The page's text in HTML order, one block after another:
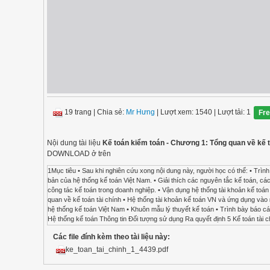
19 trang Chia sẻ: Mr Hưng | Lượt xem: 1540 | Lượt tải: 1
Nội dung tài liệu Kế toán kiểm toán - Chương 1: Tổng quan về
DOWNLOAD ở trên
1Mục tiêu • Sau khi nghiên cứu xong nội dung này, người học có thể: • Trình bày vai trò của thông tin kế toán tài chính trong việc đưa ra quyết định. • Giới thiệu những nội dung cơ bản của hệ thống kế toán Việt Nam. • Giải thích các nguyên tắc kế toán, các yêu cầu cơ bản của kế toán, các yếu tố cơ bản trên BCTC • Nêu một số nội dung cơ bản của tổ chức công tác kế toán trong doanh nghiệp. • Vận dụng hệ thống tài khoản kế toán một các tổng quát vào các phần hành kế toán của một số loại hình doanh nghiệp. 2 Nội dung • Tổng quan về kế toán tài chính • Hệ thống tài khoản kế toán VN và ứng dụng vào một số hoạt động 3 Tổng quan về kế toán tài chính • Thông tin kế toán và việc ra quyết định • Giới thiệu hệ thống kế toán Việt Nam • Khuôn mẫu lý thuyết kế toán • Trình bày báo cáo tài chính • Tổ chức công tác kế toán 4 2Kế toán và việc ra quyết định Hoạt động của tổ chức Dữ liệu Hệ thống kế toán Thông tin Đối tượng sử dụng Ra quyết định 5 Kế toán tài chính • Cung cấp thông tin cho các đối tượng ở bên ngoài (nhà đầu tư, chủ nợ), thông qua các báo cáo tài chính. 6 Thông tin cần thiết • Tình hình tài chính • Tình hình kinh doanh • Tình hình lưu chuyển tiền tệ • Các thông tin bổ sung 7 Tình hình tài chính • Các nguồn lực kinh tế mà DN kiểm soát • Các nguồn tài trợ cho tài sản • Khả năng trả các món nợ tới hạn 8 3Tình hình tài chính Tài sản Vốn chủ sở hữuNợ phải trả= + Tài sản ngắn hạn Tài sản dài hạn Nợ ngắn hạn Nợ dài hạn Nguồn lực kinh tế Nguồn tài trợ Khả năng thanh toán 9 Ví dụ 1 • Nhận định về tình hình tài chính ngày 31.12.2010 của Vinamilk 10 Tình hình kinh doanh • Quy mô kinh doanh • Khả năng tạo ra lợi nhuận của ngành • Khả năng tạo ra lợi nhuận của doanh nghiệp • Ảnh hưởng của đòn bẩy tài chính 11 Tình hình kinh doanh Doanh thu thuần GVHB Lãi/lỗ khác Lợi nhuận gộp CPBH CPQL LNKD Lãi/lỗ tài chính Lợi nhuận kế toán trước thuế CP thuế Lợi nhuận sau thuế 12 4Ví dụ 2 • Nhận định về tình hình kinh doanh năm 2010 của Vinamilk 13 Tình hình lưu chuyển tiền tệ • Tình hình tạo ra tiền từ hoạt động kinh doanh • Tình hình sử dụng/thu hồi tiền từ hoạt động đầu tư • Tình hình huy động/hoàn trả nguồn lực từ chủ nợ và chủ sở hữu 14 Tình hình lưu chuyển tiền tệ Hoaït ñoäng kinh doanh Hoaït ñoäng ñaàu tö Hoaït ñoäng taøi chính Doøng tieàn chung cuûa ñôn vò 15 Ví dụ 3 • Nhận định về tình hình lưu chuyển tiền tệ năm 2010 của Vinamilk 16 5Thông tin bổ sung • Bản thuyết minh BCTC • Chính sách kế toán • Số liệu chi tiết • Tình hình thay đổi vốn chủ sở hữu • Các thông tin về rủi ro 17 Ví dụ 4 • Đọc Bản thuyết minh BCTC năm 2010 của Vinamilk và cho biết: • Chính sách khấu hao • Chi tiết doanh thu tài chính trong kỳ • Tình hình tạo và sử dụng lợi nhuận chưa phân phối • Các khoản cam kết không có quyền hủy ngang 18 Hệ thống kế toán Việt Nam • Hệ thống kế toán Việt Nam được quy định theo pháp luật Việt Nam: • Luật Kế toán và các văn bản hướng dẫn • Các chuẩn mực kế toán • Các hệ thống kế toán doanh nghiệp, đơn vị sự nghiệp, ngân hàng 19 Hệ thống kế toán (áp dụng cho DN) Luật Kế toán Chuẩn mực kế toán Nghị định 129, 128 Hệ thống kế toán doanh nghiệp 20 6Luật Kế toán  Do Quốc hội ban hành năm 2003  Các nội dung cơ bản • Đối tượng chi phối • Các quy định cơ bản về đơn vị, kỳ kế toán • Các yêu cầu cụ thể về sổ sách, chứng từ • Thông tin công khai và báo cáo • Quản lý Nhà nước về kế toán • Hành nghề kế toán • Tổ chức nghề nghiệp.  Được hướng dẫn bởi Nghị định 128 và 129 của Chính Phủ 21 Chuẩn mực kế toán • Được ban hành bởi Bộ Tài chính • Xây dựng dựa trên IFRS có điều chỉnh cho phù hợp với Việt Nam. • Đã ban hành 26 chuẩn mực (VAS) được hướng dẫn bởi 3 thông tư 20, 21 và 161. • Quy định các nguyên tắc chung và các nguyên tắc cụ thể liên quan đến việc ghi nhận, đánh giá và trình bày trên BCTC (bao gồm các thuyết minh liên quan) 22 Chuẩn mực kế toán VAS Các VAS cơ bản VAS 01 VAS 21 Các VAS cụ thể Các VAS về BCTC Các VAS cho tập đoàn 23 Hệ thống kế toán doanh nghiệp • Bộ Tài chính ban hành, bao gồm các quy định về  Hệ thống chứng từ  Hệ thống tài khoản  Hệ thống sổ sách  Hệ thống báo cáo tài chính • Quyết
Các file đính kèm theo tài liệu này:
ke_toan_tai_chinh_1_4439.pdf